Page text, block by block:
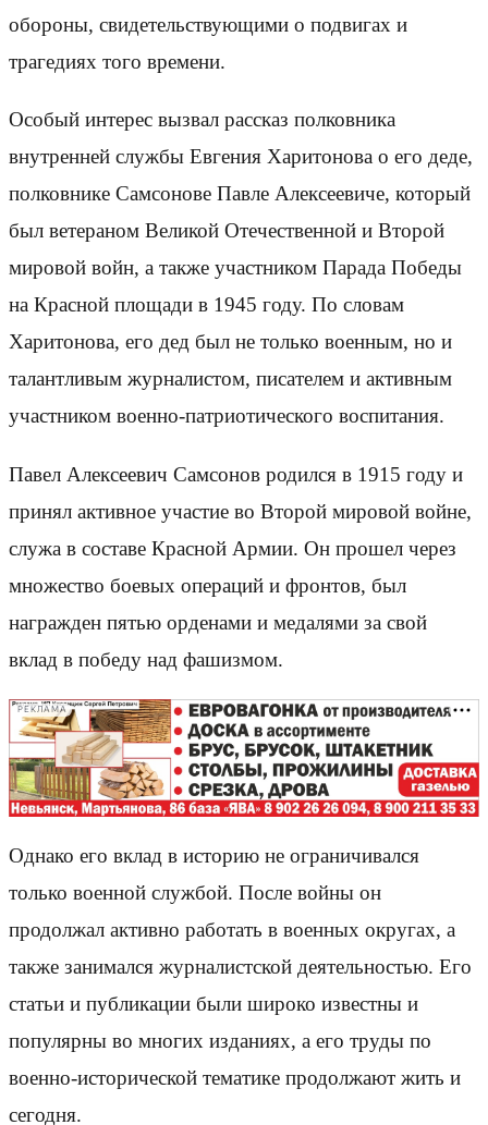
обороны, свидетельствующими о подвигах и
трагедиях того времени.
Особый интерес вызвал рассказ полковника
внутренней службы Евгения Харитонова о его деде,
полковнике Самсонове Павле Алексеевиче, который
был ветераном Великой Отечественной и Второй
мировой войн, а также участником Парада Победы
на Красной площади в 1945 году. По словам
Харитонова, его дед был не только военным, но и
талантливым журналистом, писателем и активным
участником военно-патриотического воспитания.
Павел Алексеевич Самсонов родился в 1915 году и
принял активное участие во Второй мировой войне,
служа в составе Красной Армии. Он прошел через
множество боевых операций и фронтов, был
награжден пятью орденами и медалями за свой
вклад в победу над фашизмом.
РЕКЛАМА
Однако его вклад в историю не ограничивался
только военной службой. После войны он
продолжал активно работать в военных округах, а
также занимался журналистской деятельностью. Его
статьи и публикации были широко известны и
популярны во многих изданиях, а его труды по
военно-исторической тематике продолжают жить и
сегодня.